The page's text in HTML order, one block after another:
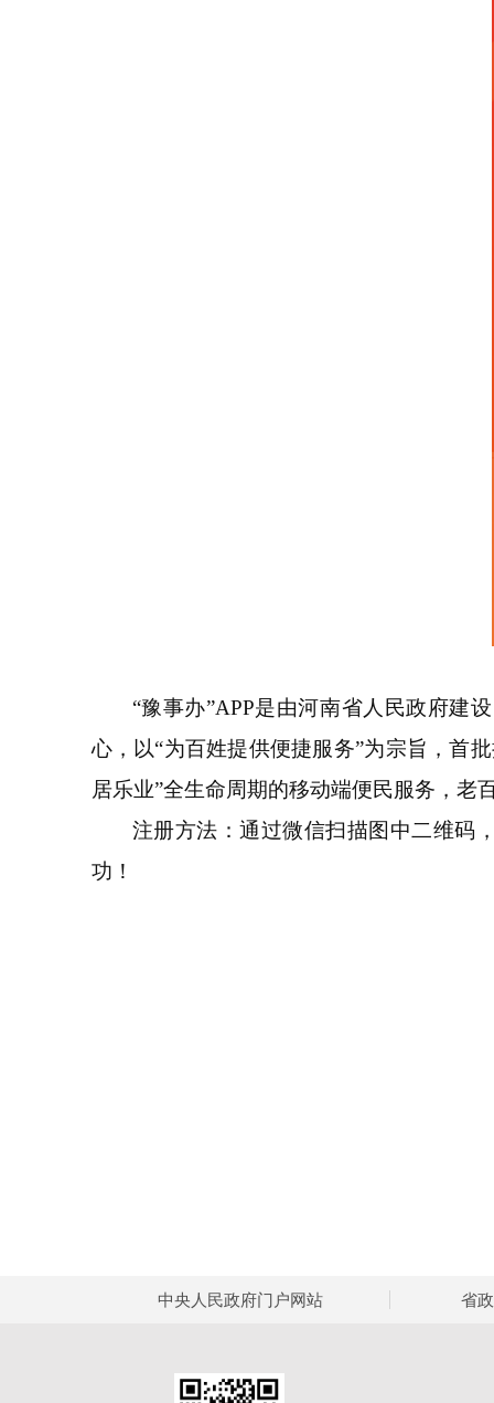
“豫事办”APP是由河南省人民政府建
心，以“为百姓提供便捷服务”为宗旨，首
居乐业”全生命周期的移动端便民服务，老
注册方法：通过微信扫描图中二维码
功！
中央人民政府门户网站 省